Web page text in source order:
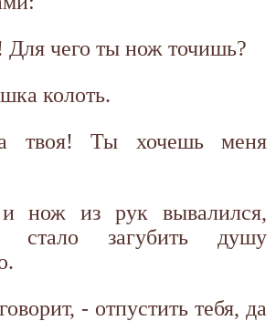
чего ты нож точишь?
колоть.
твоя! Ты хочешь меня
нож из рук вывалился,
загубить душу
- отпустить тебя, да